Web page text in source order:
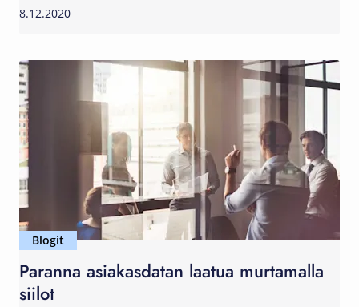
8.12.2020
Blogit
Paranna asiakasdatan laatua murtamalla
siilot